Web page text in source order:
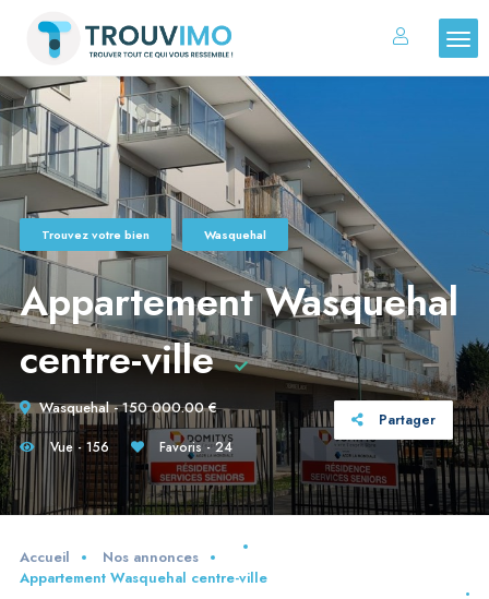
Trouvez votre bien Wasquehal
Appartement Wasquehal
centre-ville
Wasquehal - 150 000.00 €
Partager
Vue - 156
Favoris - 24
Accueil
Nos annonces
Appartement Wasquehal centre-ville